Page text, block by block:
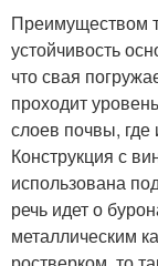
Преимуществом
устойчивость
что свая
проходит
слоев почвы,
Конструкция с
использована
речь идет о
металлическим